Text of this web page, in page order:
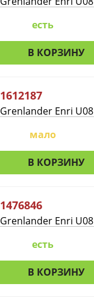
есть
В КОРЗИНУ
1612187
Grenlander Enri U08
мало
В КОРЗИНУ
1476846
Grenlander Enri U08
есть
В КОРЗИНУ